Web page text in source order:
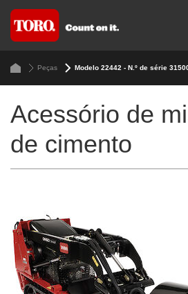
Peças Modelo 22442 - N.º de série
Acessório de
de cimento